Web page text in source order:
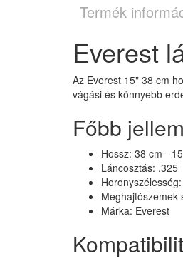
Termék
Everest
Az Everest 15" 38 cm
vágási és könnyebb
Főbb
Hossz: 38 cm -
Láncosztás: .325
Meghajtószemek
Márka: Everest